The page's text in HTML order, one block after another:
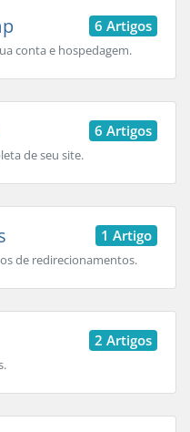
6 Artigos
conta e hospedagem.
6 Artigos
de seu site.
1 Artigo
de redirecionamentos.
2 Artigos